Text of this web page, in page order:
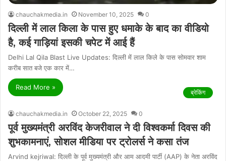
chauchakmedia.in November 10, 2025 0
दिल्ली में लाल किला के पास हुए धमाके के बाद का वीडियो
है, कई गाड़ियां इसकी चपेट में आई हैं
Delhi Lal Qila Blast Live Updates: दिल्ली में लाल किले के पास सोमवार शाम
करीब सात बजे एक कार में…
Read More »
ब्रेकिंग
chauchakmedia.in October 22, 2025 0
पूर्व मुख्यमंत्री अरविंद केजरीवाल ने दी विश्वकर्मा दिवस की
शुभकामनाएं, सोशल मीडिया पर ट्रोलर्स ने कसा तंज
Arvind kejriwal: दिल्ली के पूर्व मुख्यमंत्री और आम आदमी पार्टी (AAP) के नेता अरविंद